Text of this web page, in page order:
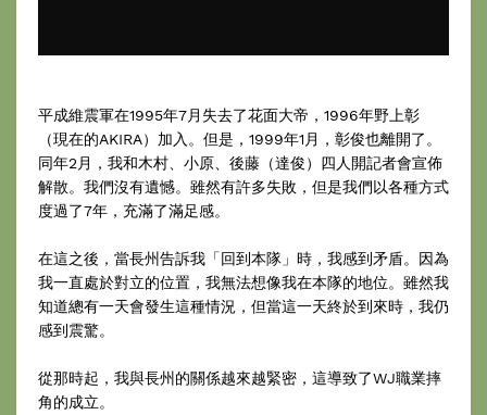
平成維震軍在1995年7月失去了花面大帝，1996年野上彰
（現在的AKIRA）加入。但是，1999年1月，彰俊也離開了。
同年2月，我和木村、小原、後藤（達俊）四人開記者會宣佈
解散。我們沒有遺憾。雖然有許多失敗，但是我們以各種方式
度過了7年，充滿了滿足感。
在這之後，當長州告訴我「回到本隊」時，我感到矛盾。因為
我一直處於對立的位置，我無法想像我在本隊的地位。雖然我
知道總有一天會發生這種情況，但當這一天終於到來時，我仍
感到震驚。
從那時起，我與長州的關係越來越緊密，這導致了WJ職業摔
角的成立。